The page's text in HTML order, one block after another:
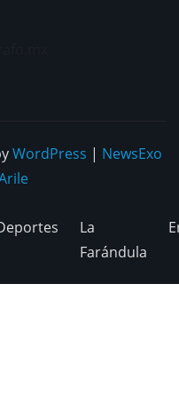
WordPress | NewsExo
La
Farándula